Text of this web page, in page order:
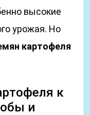
высокие
урожая. Но
картофеля
к
и